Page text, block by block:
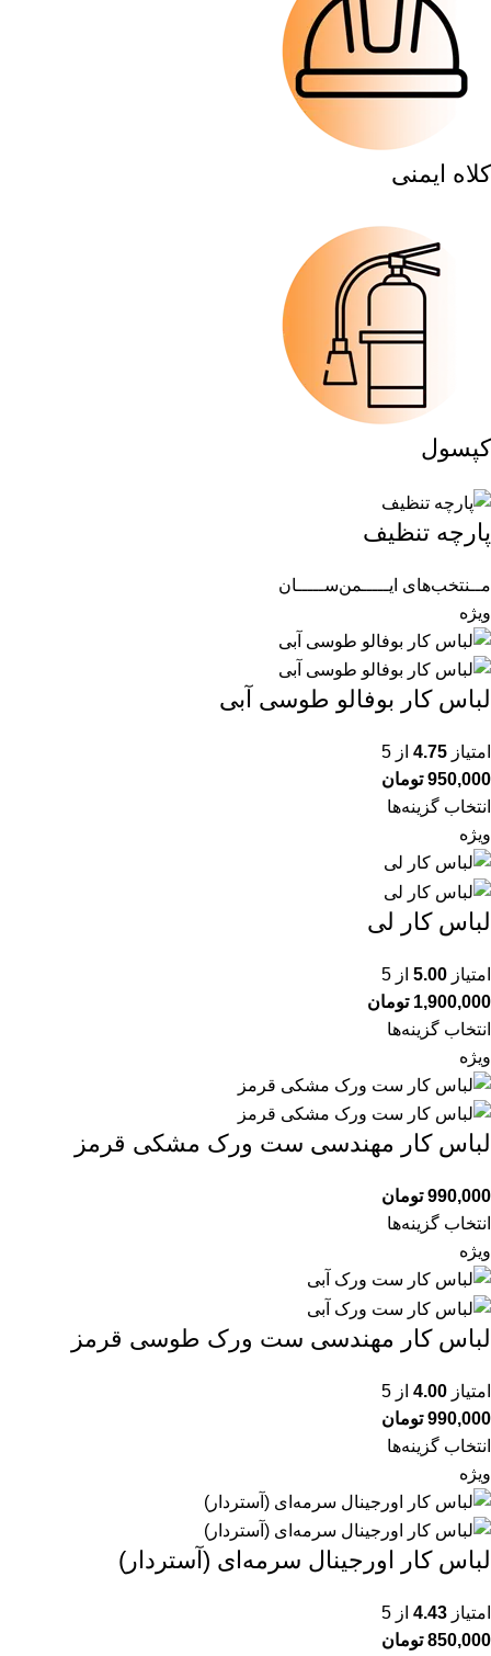
کلاه ایمنی
کپسول
پارچه تنظیف
مــنتخب‌های ایـــــمن‌ســـــان
ویژه
لباس کار بوفالو طوسی آبی
امتیاز 4.75 از 5
950,000 تومان
انتخاب گزینه‌ها
ویژه
لباس کار لی
امتیاز 5.00 از 5
1,900,000 تومان
انتخاب گزینه‌ها
ویژه
لباس کار مهندسی ست ورک مشکی قرمز
990,000 تومان
انتخاب گزینه‌ها
ویژه
لباس کار مهندسی ست ورک طوسی قرمز
امتیاز 4.00 از 5
990,000 تومان
انتخاب گزینه‌ها
ویژه
لباس کار اورجینال سرمه‌ای (آستردار)
امتیاز 4.43 از 5
850,000 تومان